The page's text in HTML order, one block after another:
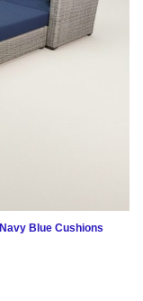
Blue Cushions